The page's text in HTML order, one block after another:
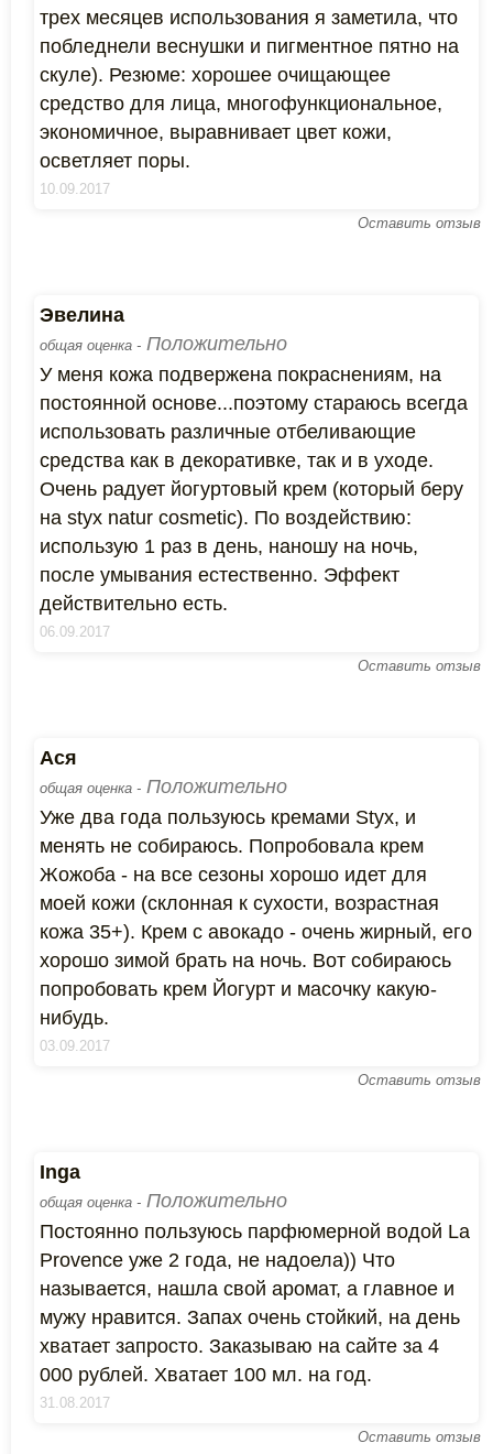
трех месяцев использования я заметила, что
побледнели веснушки и пигментное пятно на
скуле). Резюме: хорошее очищающее
средство для лица, многофункциональное,
экономичное, выравнивает цвет кожи,
осветляет поры.
10.09.2017
Оставить отзыв
Эвелина
общая оценка - Положительно
У меня кожа подвержена покраснениям, на
постоянной основе...поэтому стараюсь всегда
использовать различные отбеливающие
средства как в декоративке, так и в уходе.
Очень радует йогуртовый крем (который беру
на styx natur cosmetic). По воздействию:
использую 1 раз в день, наношу на ночь,
после умывания естественно. Эффект
действительно есть.
06.09.2017
Оставить отзыв
Ася
общая оценка - Положительно
Уже два года пользуюсь кремами Styx, и
менять не собираюсь. Попробовала крем
Жожоба - на все сезоны хорошо идет для
моей кожи (склонная к сухости, возрастная
кожа 35+). Крем с авокадо - очень жирный, его
хорошо зимой брать на ночь. Вот собираюсь
попробовать крем Йогурт и масочку какую-
нибудь.
03.09.2017
Оставить отзыв
Inga
общая оценка - Положительно
Постоянно пользуюсь парфюмерной водой La
Provence уже 2 года, не надоела)) Что
называется, нашла свой аромат, а главное и
мужу нравится. Запах очень стойкий, на день
хватает запросто. Заказываю на сайте за 4
000 рублей. Хватает 100 мл. на год.
31.08.2017
Оставить отзыв